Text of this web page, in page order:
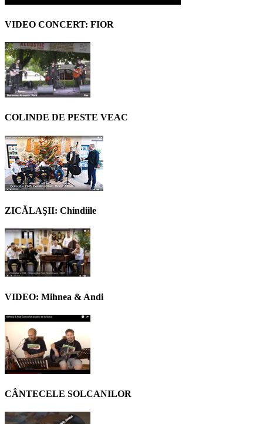
VIDEO CONCERT: FIOR
COLINDE DE PESTE VEAC
ZICĂLAŞII: Chindiile
VIDEO: Mihnea & Andi
CÂNTECELE SOLCANILOR